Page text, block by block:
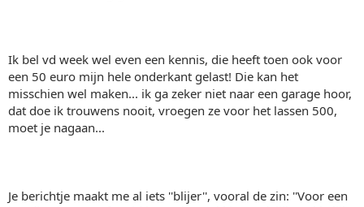
Ik bel vd week wel even een kennis, die heeft toen ook voor
een 50 euro mijn hele onderkant gelast! Die kan het
misschien wel maken... ik ga zeker niet naar een garage hoor,
dat doe ik trouwens nooit, vroegen ze voor het lassen 500,
moet je nagaan...
Je berichtje maakt me al iets ''blijer'', vooral de zin: ''Voor een